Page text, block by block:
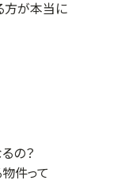
方が本当に
の？
件って